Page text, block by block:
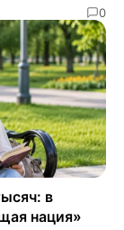
0
в
нация»